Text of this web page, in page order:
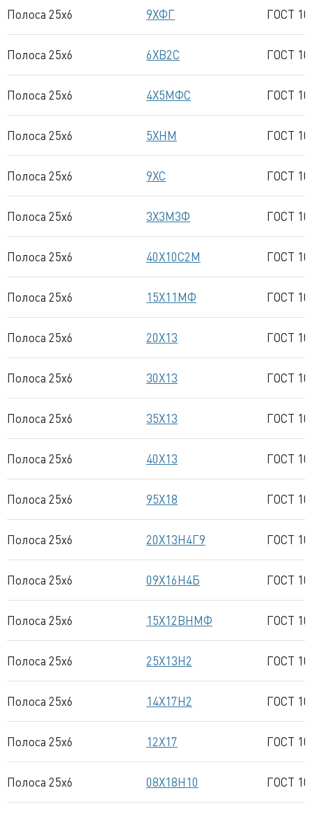
Полоса 25x6 9ХФГ ГОСТ
Полоса 25x6 6ХВ2С ГОСТ
Полоса 25x6 4Х5МФС ГОСТ
Полоса 25x6 5ХНМ ГОСТ
Полоса 25x6 9ХС ГОСТ
Полоса 25x6 3Х3М3Ф ГОСТ
Полоса 25x6 40Х10С2М ГОСТ
Полоса 25x6 15Х11МФ ГОСТ
Полоса 25x6 20Х13 ГОСТ
Полоса 25x6 30Х13 ГОСТ
Полоса 25x6 35Х13 ГОСТ
Полоса 25x6 40Х13 ГОСТ
Полоса 25x6 95Х18 ГОСТ
Полоса 25x6 20Х13Н4Г9 ГОСТ
Полоса 25x6 09Х16Н4Б ГОСТ
Полоса 25x6 15Х12ВНМФ ГОСТ
Полоса 25x6 25Х13Н2 ГОСТ
Полоса 25x6 14Х17Н2 ГОСТ
Полоса 25x6 12Х17 ГОСТ
Полоса 25x6 08Х18Н10 ГОСТ